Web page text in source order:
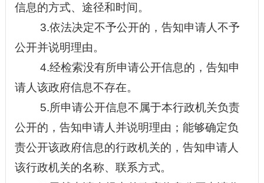
信息的方式、途径和时间。
3.依法决定不予公开的，告知申请人不予
公开并说明理由。
4.经检索没有所申请公开信息的，告知申
请人该政府信息不存在。
5.所申请公开信息不属于本行政机关负责
公开的，告知申请人并说明理由；能够确定负
责公开该政府信息的行政机关的，告知申请人
该行政机关的名称、联系方式。